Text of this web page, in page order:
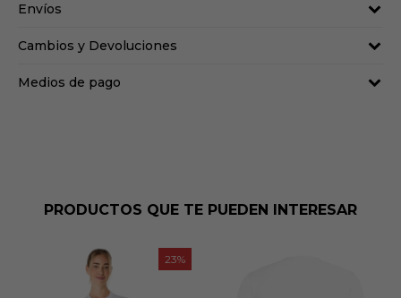
Envíos
Cambios y Devoluciones
Medios de pago
PRODUCTOS QUE TE PUEDEN INTERESAR
23